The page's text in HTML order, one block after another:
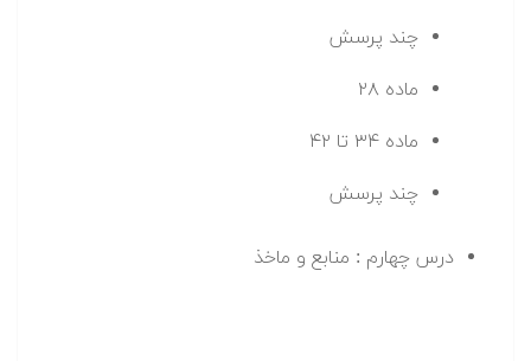
چند پرسش
ماده ۲۸
ماده ۳۴ تا ۴۲
چند پرسش
درس چهارم : منابع و ماخذ